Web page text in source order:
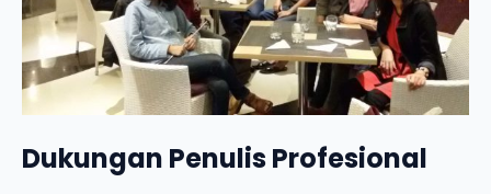
Dukungan Penulis Profesional